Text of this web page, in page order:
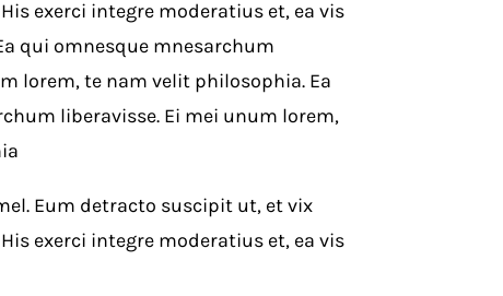
exerci integre moderatius et, ea vis
qui omnesque mnesarchum
lorem, te nam velit philosophia. Ea
liberavisse. Ei mei unum lorem,
Eum detracto suscipit ut, et vix
exerci integre moderatius et, ea vis